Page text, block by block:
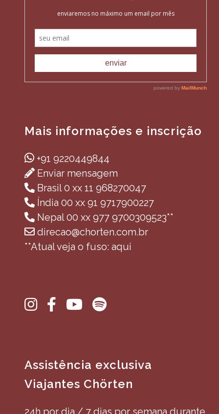
Mais informações e inscrição
+91 9220449844
Enviar mensagem
Brasil 0 xx 11 968270047
Índia 00 xx 91 9717900227
Nepal 00 xx 977 9700309523**
direcao@chorten.com.br
**Atual veja o fuso: aqui
Assistência exclusiva
Viajantes Chörten
24h por dia / 7 dias por semana durante